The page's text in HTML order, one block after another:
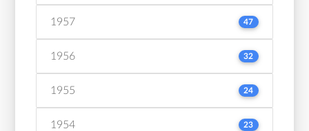
1957 47
1956 32
1955 24
1954 23